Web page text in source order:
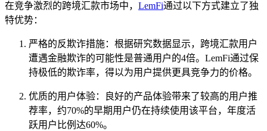
在竞争激烈的跨境汇款市场中， LemFi通过以下方式建立了独
特优势：
严格的反欺诈措施：根据研究数据显示，跨境汇款用户
遭遇金融欺诈的可能性是普通用户的4倍。LemFi通过保
持极低的欺诈率，得以为用户提供更具竞争力的价格。
优质的用户体验：良好的产品体验带来了较高的用户推
荐率，约70%的早期用户仍在持续使用该平台，年度活
跃用户比例达60%。